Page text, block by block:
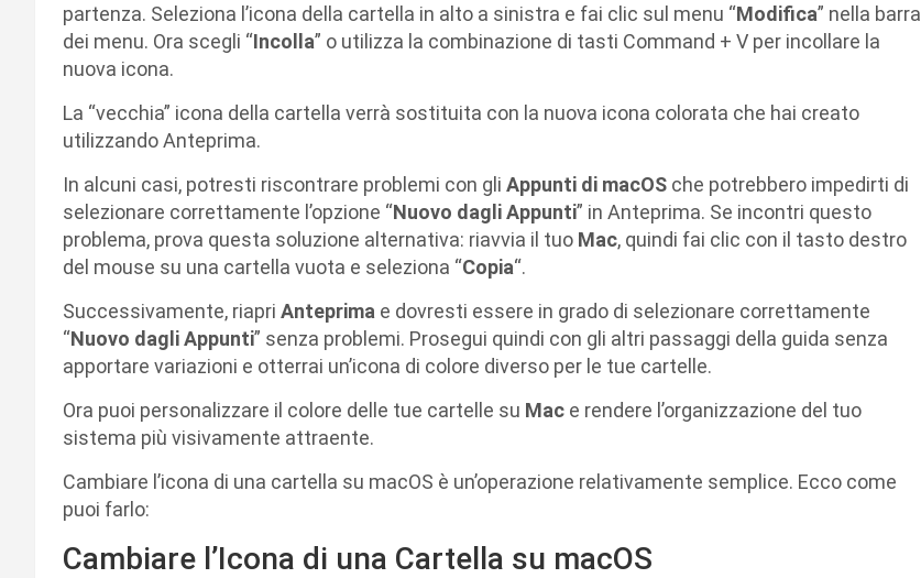
partenza. Seleziona l’icona della cartella in alto a sinistra e fai clic sul menu “Modifica” nella barra
dei menu. Ora scegli “Incolla” o utilizza la combinazione di tasti Command + V per incollare la
nuova icona.
La “vecchia” icona della cartella verrà sostituita con la nuova icona colorata che hai creato
utilizzando Anteprima.
In alcuni casi, potresti riscontrare problemi con gli Appunti di macOS che potrebbero impedirti di
selezionare correttamente l’opzione “Nuovo dagli Appunti” in Anteprima. Se incontri questo
problema, prova questa soluzione alternativa: riavvia il tuo Mac, quindi fai clic con il tasto destro
del mouse su una cartella vuota e seleziona “Copia“.
Successivamente, riapri Anteprima e dovresti essere in grado di selezionare correttamente
“Nuovo dagli Appunti” senza problemi. Prosegui quindi con gli altri passaggi della guida senza
apportare variazioni e otterrai un’icona di colore diverso per le tue cartelle.
Ora puoi personalizzare il colore delle tue cartelle su Mac e rendere l’organizzazione del tuo
sistema più visivamente attraente.
Cambiare l’icona di una cartella su macOS è un’operazione relativamente semplice. Ecco come
puoi farlo:
Cambiare l’Icona di una Cartella su macOS